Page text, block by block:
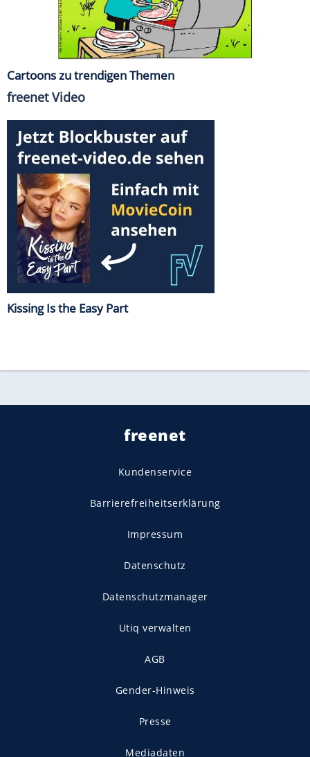
Cartoons zu trendigen Themen
freenet Video
Kissing Is the Easy Part
freenet
Kundenservice
Barrierefreiheitserklärung
Impressum
Datenschutz
Datenschutzmanager
Utiq verwalten
AGB
Gender-Hinweis
Presse
Mediadaten